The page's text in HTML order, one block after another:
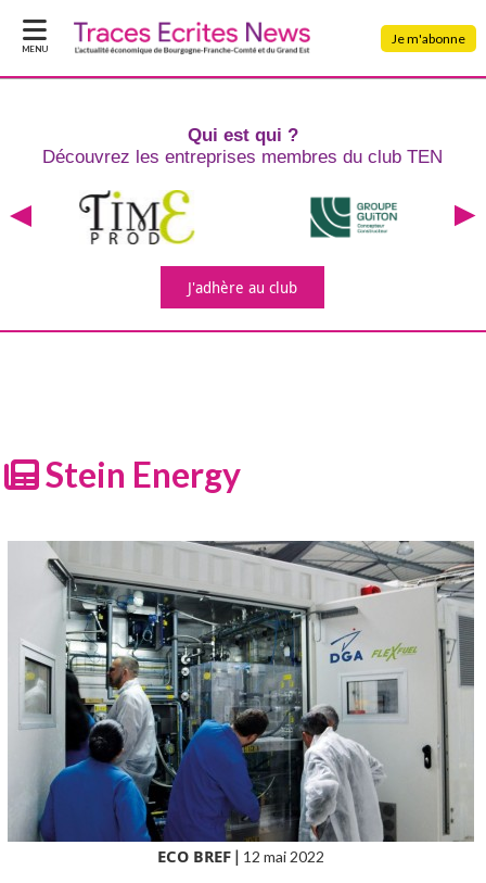
MENU
Je m'abonne
Qui est qui ?
Découvrez les entreprises membres du club TEN
J'adhèreau club
Stein Energy
ECO BREF| 12 mai 2022